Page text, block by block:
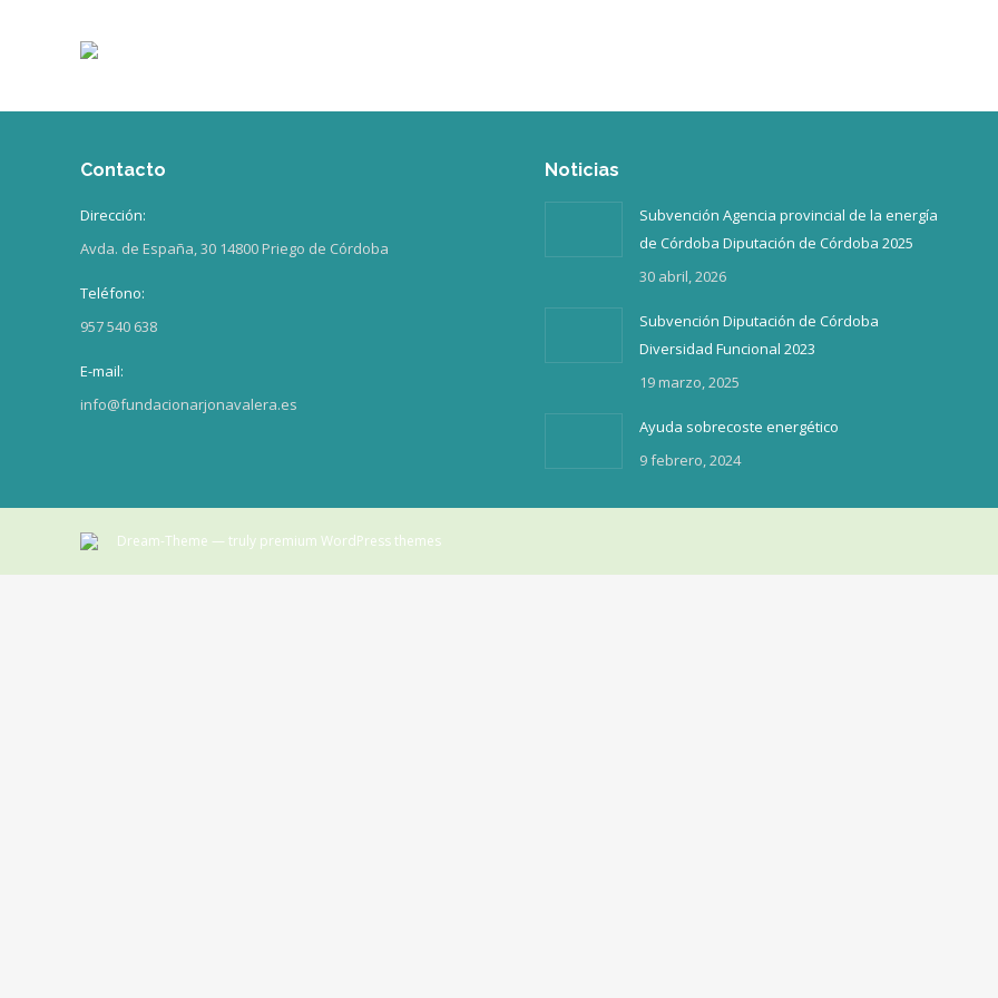
Contacto
Dirección:
Avda. de España, 30 14800 Priego de Córdoba
Teléfono:
957 540 638
E-mail:
info@fundacionarjonavalera.es
Noticias
Subvención Agencia provincial de la energía
de Córdoba Diputación de Córdoba 2025
30 abril, 2026
Subvención Diputación de Córdoba
Diversidad Funcional 2023
19 marzo, 2025
Ayuda sobrecoste energético
9 febrero, 2024
Dream-Theme — truly premium WordPress themes